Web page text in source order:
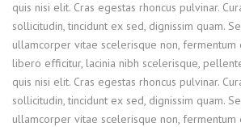
quis nisi elit. Cras egestas rhoncus pulvinar.
sollicitudin, tincidunt ex sed, dignissim quam.
ullamcorper vitae scelerisque non, fermentum
libero efficitur, lacinia nibh scelerisque,
quis nisi elit. Cras egestas rhoncus pulvinar.
sollicitudin, tincidunt ex sed, dignissim quam.
ullamcorper vitae scelerisque non, fermentum